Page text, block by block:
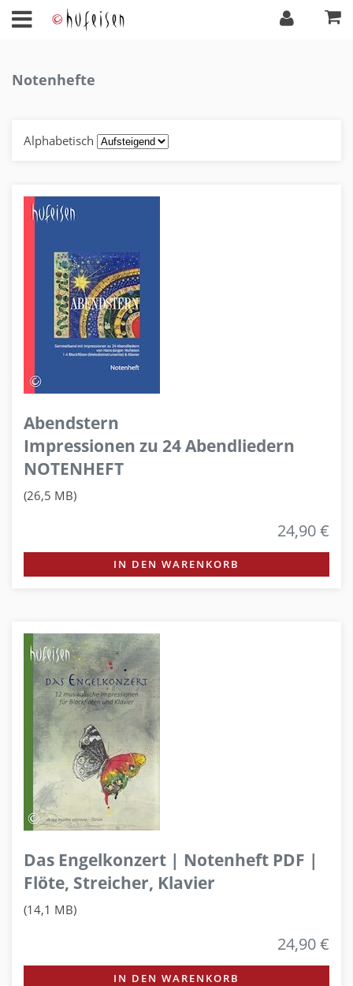
Notenhefte
Alphabetisch
Abendstern
Impressionen zu 24 Abendliedern
NOTENHEFT
(26,5 MB)
24,90 €
IN DEN WARENKORB
Das Engelkonzert | Notenheft PDF |
Flöte, Streicher, Klavier
(14,1 MB)
24,90 €
IN DEN WARENKORB